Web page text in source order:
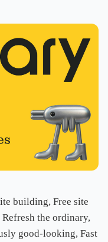
building, Free site
the ordinary,
good-looking, Fast